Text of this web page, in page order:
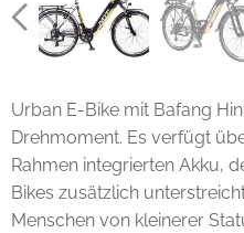
Urban E-Bike mit Bafang
Drehmoment. Es verfügt
Rahmen integrierten Akku,
Bikes zusätzlich
Menschen von kleinerer